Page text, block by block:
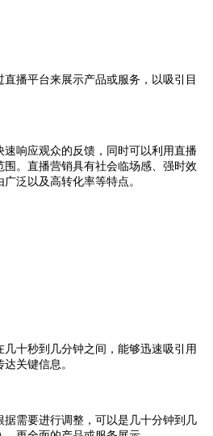
播平台来展示产品或服务，以吸引目
响应观众的反馈，同时可以利用直播
。直播营销具有社会临场感、强时效
泛以及高转化率等特点。
十秒到几分钟之间，能够迅速吸引用
关键信息。
需要进行调整，可以是几十分钟到几